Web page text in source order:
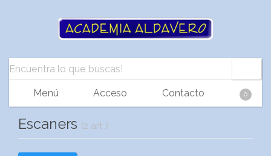
Menú Acceso Contacto 0
Escaners (2 art.)